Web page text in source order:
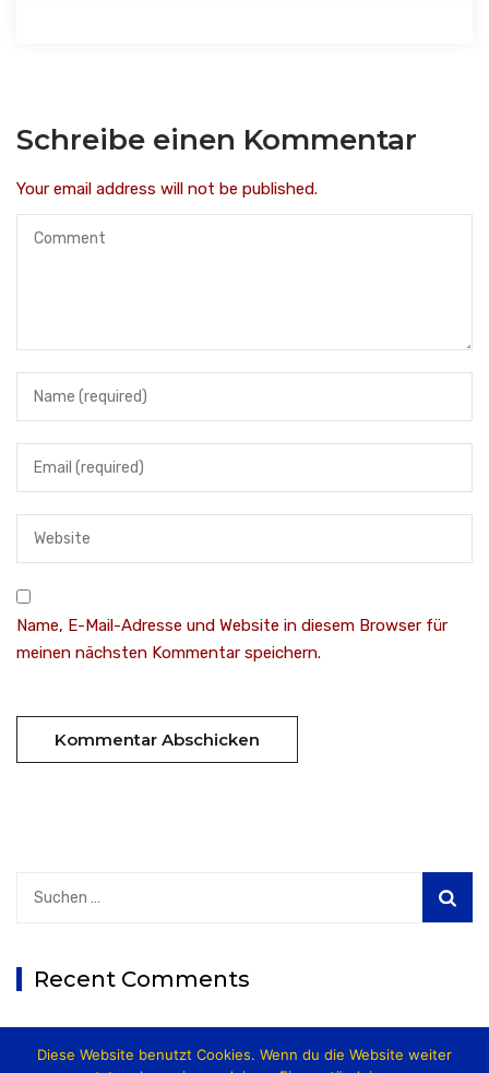
Schreibe einen Kommentar
Your email address will not be published.
Name, E-Mail-Adresse und Website in diesem Browser für
meinen nächsten Kommentar speichern.
Recent Comments
Diese Website benutzt Cookies. Wenn du die Website weiter